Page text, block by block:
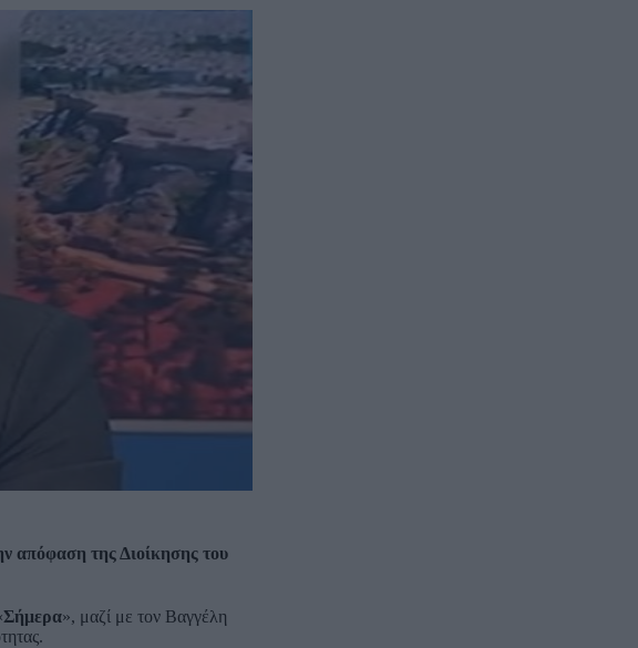
απόφαση της Διοίκησης του
Σήμερα», μαζί με τον Βαγγέλη